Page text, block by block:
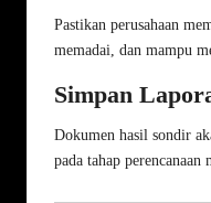
Pastikan perusahaan
memadai, dan mampu
Simpan
Dokumen hasil sondir
pada tahap perencanaan